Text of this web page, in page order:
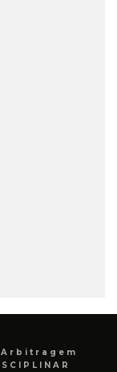
Arbitragem